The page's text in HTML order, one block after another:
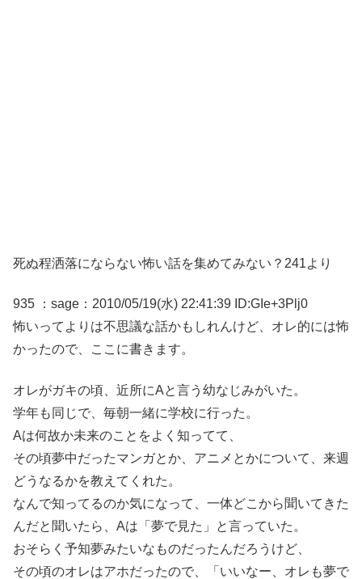
死ぬ程洒落にならない怖い話を集めてみない？241より
935 ：sage：2010/05/19(水) 22:41:39 ID:GIe+3Plj0
怖いってよりは不思議な話かもしれんけど、オレ的には怖
かったので、ここに書きます。
オレがガキの頃、近所にAと言う幼なじみがいた。
学年も同じで、毎朝一緒に学校に行った。
Aは何故か未来のことをよく知ってて、
その頃夢中だったマンガとか、アニメとかについて、来週
どうなるかを教えてくれた。
なんで知ってるのか気になって、一体どこから聞いてきた
んだと聞いたら、Aは「夢で見た」と言っていた。
おそらく予知夢みたいなものだったんだろうけど、
その頃のオレはアホだったので、「いいなー、オレも夢で